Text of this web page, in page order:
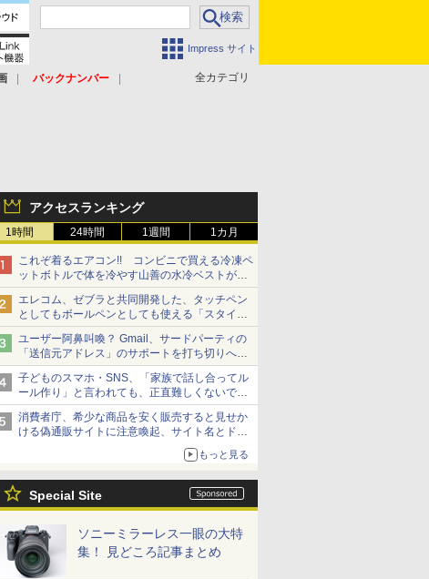
Impress サイト
全カテゴリ
バックナンバー
アクセスランキング
1時間 24時間 1週間 1カ月
これぞ着るエアコン!! コンビニで買える冷凍ペ
ットボトルで体を冷やす山善の水冷ベストがロ
ードバイクにちょうどいい【ぼっち・ざ・ろー
ど！その14】【空いた時間でなにしてる？】
エレコム、ゼブラと共同開発した、タッチペン
としてもボールペンとしても使える「スタイラ
スツーウェイ」発売 iPadにも紙にも、持ち替
えずに書き込める
ユーザー阿鼻叫喚？ Gmail、サードパーティの
「送信元アドレス」のサポートを打ち切りへ
【やじうまWatch】
子どものスマホ・SNS、「家族で話し合ってル
ール作り」と言われても、正直難しくないです
か？ 「16歳になった瞬間にSNSデビューする
方が怖い」という上沼紫野弁護士にヒントを聞
く
消費者庁、希少な商品を安く販売すると見せか
ける偽通販サイトに注意喚起、サイト名とドメ
もっと見る
Special Site
ソニーミラーレス一眼の大特
集！ 見どころ記事まとめ